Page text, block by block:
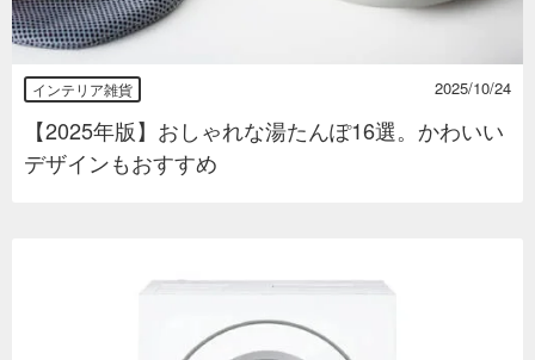
インテリア雑貨 2025/10/24
【2025年版】おしゃれな湯たんぽ16選。かわいい
デザインもおすすめ